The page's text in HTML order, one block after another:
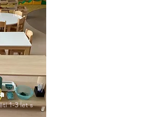
1-3 let s